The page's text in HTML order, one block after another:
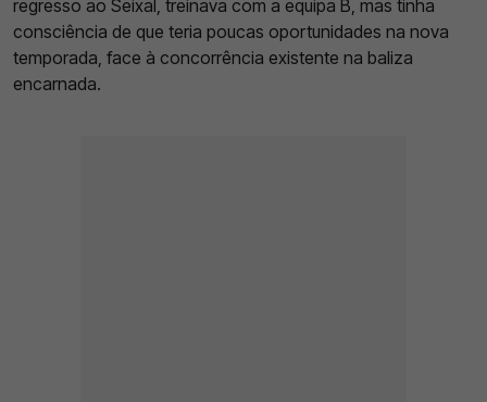
regresso ao Seixal, treinava com a equipa B, mas tinha
consciência de que teria poucas oportunidades na nova
temporada, face à concorrência existente na baliza
encarnada.